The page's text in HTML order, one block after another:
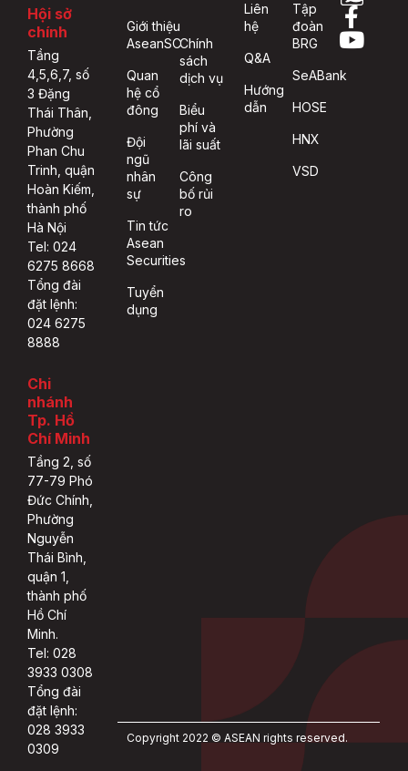
Hội sở
chính
Tầng
4,5,6,7, số
3 Đặng
Thái Thân,
Phường
Phan Chu
Trinh, quận
Hoàn Kiếm,
thành phố
Hà Nội
Tel: 024
6275 8668
Tổng đài
đặt lệnh:
024 6275
8888
Chi
nhánh
Tp. Hồ
Chí Minh
Tầng 2, số
77-79 Phó
Đức Chính,
Phường
Nguyễn
Thái Bình,
quận 1,
thành phố
Hồ Chí
Minh.
Tel: 028
3933 0308
Tổng đài
đặt lệnh:
028 3933
0309
Giới thiệu
AseanSC
Quan
hệ cổ
đông
Đội
ngũ
nhân
sự
Tin tức
Asean
Securities
Tuyển
dụng
Chính
sách
dịch vụ
Biểu
phí và
lãi suất
Công
bố rủi
ro
Liên
hệ
Q&A
Hướng
dẫn
Tập
đoàn
BRG
SeABank
HOSE
HNX
VSD
Copyright 2022 © ASEAN rights reserved.